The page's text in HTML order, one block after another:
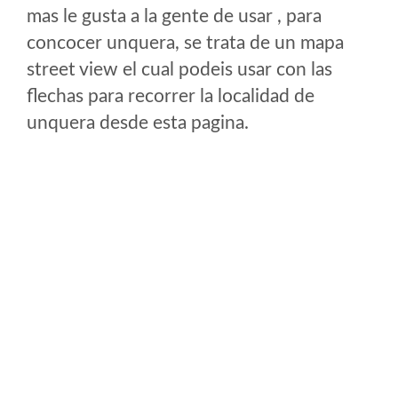
mas le gusta a la gente de usar , para
concocer unquera, se trata de un mapa
street view el cual podeis usar con las
flechas para recorrer la localidad de
unquera desde esta pagina.